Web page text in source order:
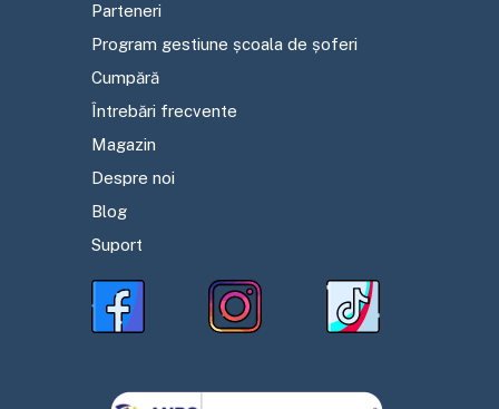
Parteneri
Program gestiune școala de șoferi
Cumpără
Întrebări frecvente
Magazin
Despre noi
Blog
Suport